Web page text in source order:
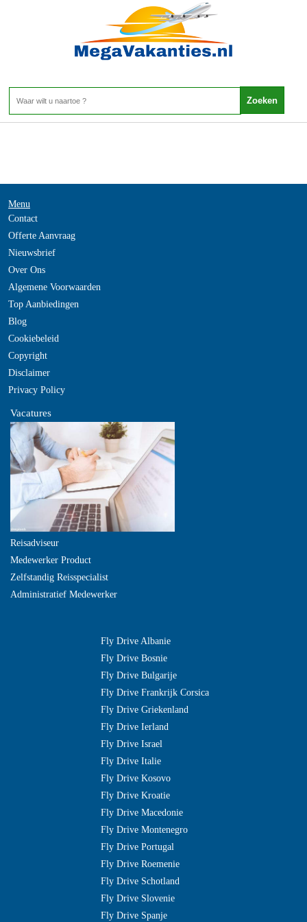
Home>
Menu
Contact
Offerte Aanvraag
Nieuwsbrief
Over Ons
Algemene Voorwaarden
Top Aanbiedingen
Blog
Cookiebeleid
Copyright
Disclaimer
Privacy Policy
Vacatures
Reisadviseur
Medewerker Product
Zelfstandig Reisspecialist
Administratief Medewerker
Fly Drive Albanie
Fly Drive Bosnie
Fly Drive Bulgarije
Fly Drive Frankrijk Corsica
Fly Drive Griekenland
Fly Drive Ierland
Fly Drive Israel
Fly Drive Italie
Fly Drive Kosovo
Fly Drive Kroatie
Fly Drive Macedonie
Fly Drive Montenegro
Fly Drive Portugal
Fly Drive Roemenie
Fly Drive Schotland
Fly Drive Slovenie
Fly Drive Spanje